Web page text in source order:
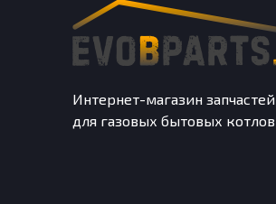
Интернет-магазин запчастей
для газовых бытовых котлов